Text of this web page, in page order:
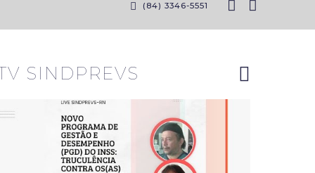
(84) 3346-5551
SINDPREVS
RN
novo PGD
do INSS